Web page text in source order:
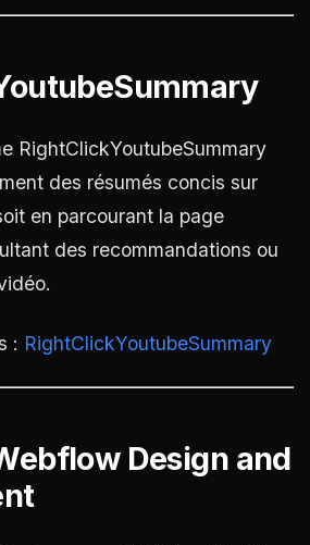
RightClickYoutubeSummary
des résumés concis sur
en parcourant la page
des recommandations ou
: RightClickYoutubeSummary
Design and